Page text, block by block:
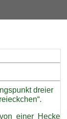
dreier
einer Hecke